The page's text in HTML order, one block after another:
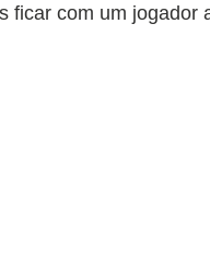
ficar com um jogador